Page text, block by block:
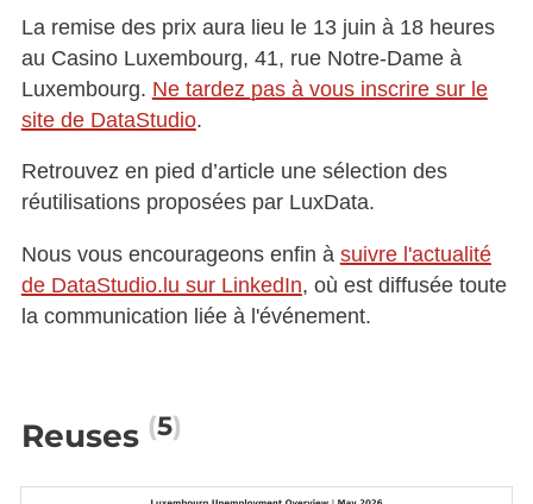
La remise des prix aura lieu le 13 juin à 18 heures
au Casino Luxembourg, 41, rue Notre-Dame à
Luxembourg. Ne tardez pas à vous inscrire sur le
site de DataStudio.
Retrouvez en pied d’article une sélection des
réutilisations proposées par LuxData.
Nous vous encourageons enfin à suivre l'actualité
de DataStudio.lu sur LinkedIn, où est diffusée toute
la communication liée à l'événement.
Reuses 5